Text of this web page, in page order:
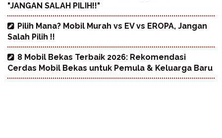
"JANGAN SALAH PILIH!!"
Pilih Mana? Mobil Murah vs EV vs EROPA, Jangan
Salah Pilih !!
8 Mobil Bekas Terbaik 2026: Rekomendasi
Cerdas Mobil Bekas untuk Pemula & Keluarga Baru